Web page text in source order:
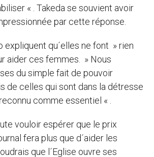
« . Takeda se souvient avoir
par cette réponse.
expliquent qu´elles ne font » rien
aider ces femmes. » Nous
du simple fait de pouvoir
de celles qui sont dans la détresse
comme essentiel « .
vouloir espérer que le prix
fera plus que d´aider les
que l´Eglise ouvre ses